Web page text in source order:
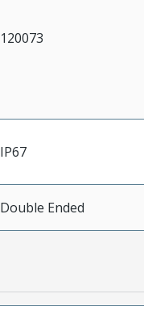
120073
IP67
Double Ended